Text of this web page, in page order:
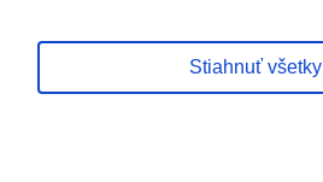
Stiahnuť všetky